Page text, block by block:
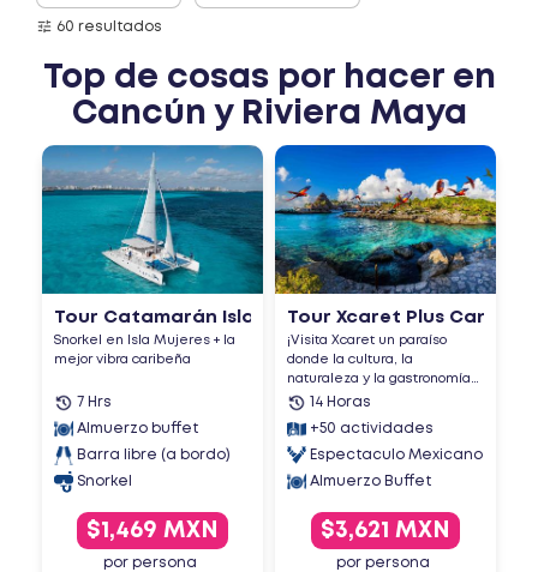
60 resultados
Top de cosas por hacer en
Cancún y Riviera Maya
Tour Catamarán Isla Mujeres...
Snorkel en Isla Mujeres + la
mejor vibra caribeña
7 Hrs
Almuerzo buffet
Barra libre (a bordo)
Snorkel
$1,469 MXN
por persona
Tour Xcaret Plus Cancun
¡Visita Xcaret un paraíso
donde la cultura, la
naturaleza y la gastronomía
...
14 Horas
+50 actividades
Espectaculo Mexicano
Almuerzo Buffet
$3,621 MXN
por persona